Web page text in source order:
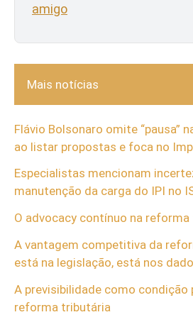
amigo
Mais notícias
Flávio Bolsonaro omite “pausa”
ao listar propostas e foca no
Especialistas mencionam
manutenção da carga do IPI no
O advocacy contínuo na
A vantagem competitiva da
está na legislação, está nos
A previsibilidade como condição
reforma tributária